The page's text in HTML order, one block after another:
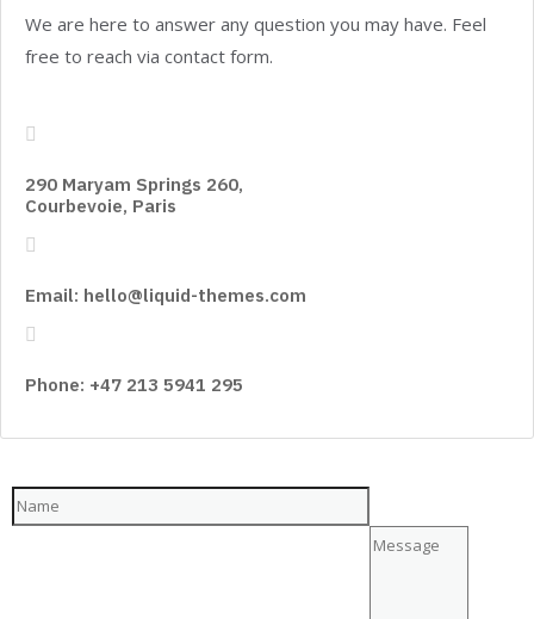
We are here to answer any question you may have. Feel
free to reach via contact form.
290 Maryam Springs 260,
Courbevoie, Paris
Email: hello@liquid-themes.com
Phone: +47 213 5941 295